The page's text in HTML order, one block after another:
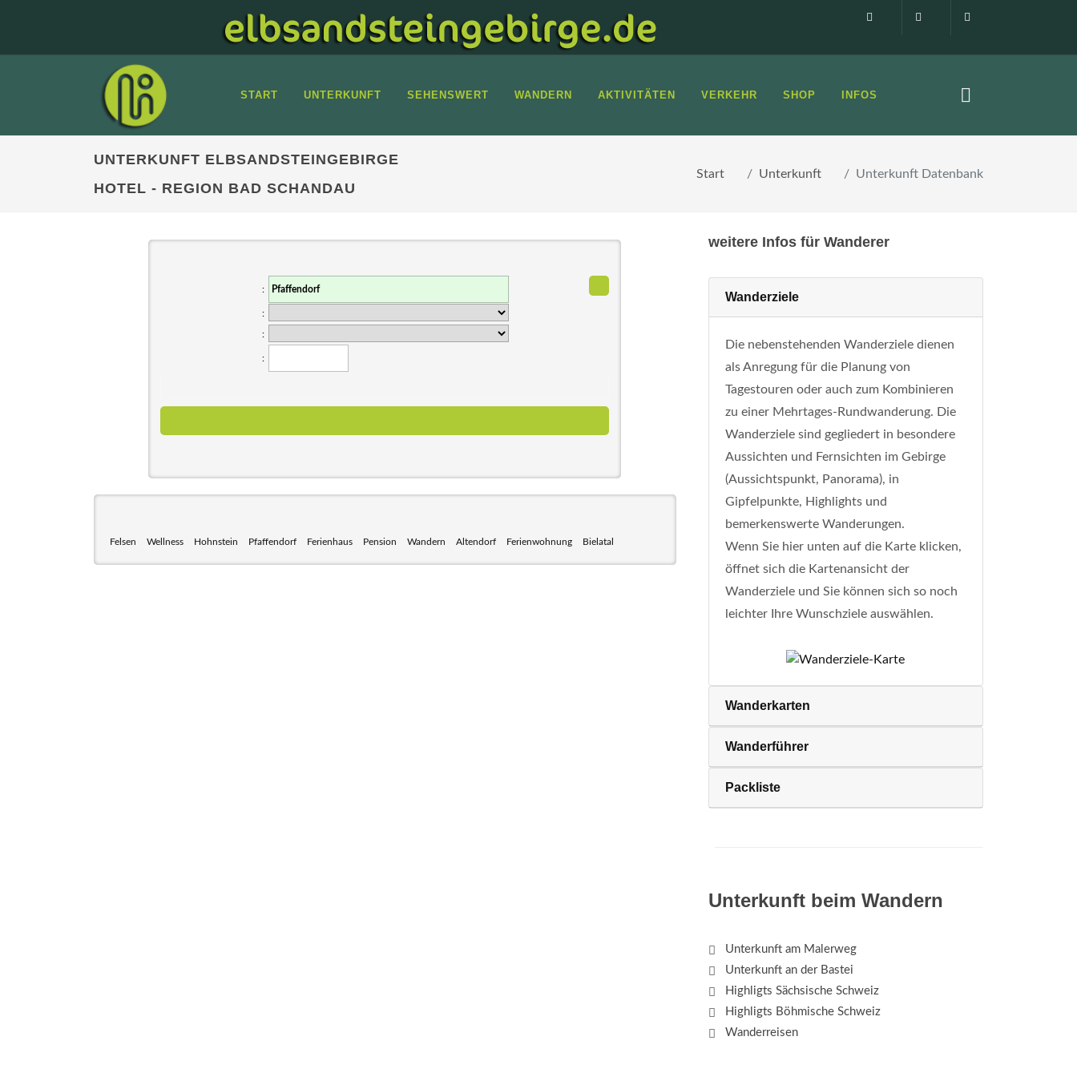
Impressum0160 99873408
START UNTERKUNFT SEHENSWERT WANDERN AKTIVITÄTEN VERKEHR SHOP INFOS
UNTERKUNFT ELBSANDSTEINGEBIRGE
HOTEL - REGION BAD SCHANDAU
Start Unterkunft Unterkunft Datenbank
:
:
:
:
Felsen Wellness Hohnstein Pfaffendorf Ferienhaus Pension Wandern Altendorf Ferienwohnung Bielatal
weitere Infos für Wanderer
Wanderziele
Die nebenstehenden Wanderziele dienen
als Anregung für die Planung von
Tagestouren oder auch zum Kombinieren
zu einer Mehrtages-Rundwanderung. Die
Wanderziele sind gegliedert in besondere
Aussichten und Fernsichten im Gebirge
(Aussichtspunkt, Panorama), in
Gipfelpunkte, Highlights und
bemerkenswerte Wanderungen.
Wenn Sie hier unten auf die Karte klicken,
öffnet sich die Kartenansicht der
Wanderziele und Sie können sich so noch
leichter Ihre Wunschziele auswählen.
Wanderkarten
Wanderführer
Packliste
Unterkunft beim Wandern
Unterkunft am Malerweg
Unterkunft an der Bastei
Highligts Sächsische Schweiz
Highligts Böhmische Schweiz
Wanderreisen